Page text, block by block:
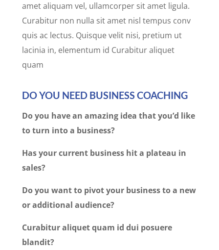
amet aliquam vel, ullamcorper sit amet ligula.
Curabitur non nulla sit amet nisl tempus conv
quis ac lectus. Quisque velit nisi, pretium ut
lacinia in, elementum id Curabitur aliquet
quam
DO YOU NEED BUSINESS COACHING
Do you have an amazing idea that you’d like
to turn into a business?
Has your current business hit a plateau in
sales?
Do you want to pivot your business to a new
or additional audience?
Curabitur aliquet quam id dui posuere
blandit?